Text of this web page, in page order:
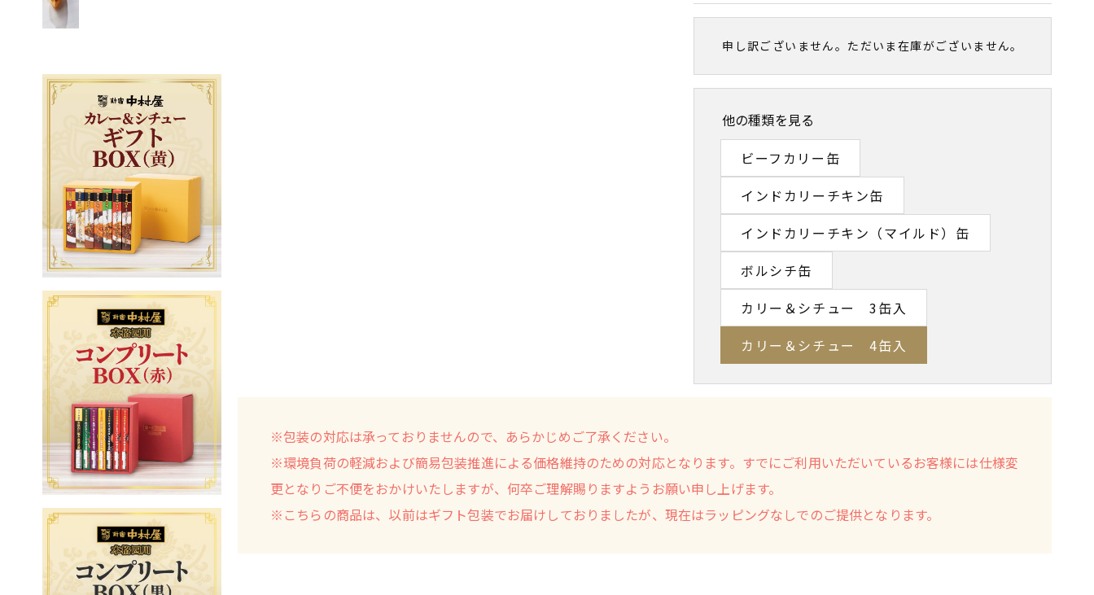
申し訳ございません。 ただいま在庫がございません。
他の種類を見る
ビーフカリー缶
インドカリーチキン缶
インドカリーチキン（マイルド）缶
ボルシチ缶
カリー＆シチュー 3缶入
カリー＆シチュー 4缶入
※包装の対応は承っておりませんので、あらかじめご了承ください。
※環境負荷の軽減および簡易包装推進による価格維持のための対応となります。すでにご利用いただいているお客様には仕様変
更となりご不便をおかけいたしますが、何卒ご理解賜りますようお願い申し上げます。
※こちらの商品は、以前はギフト包装でお届けしておりましたが、現在はラッピングなしでのご提供となります。